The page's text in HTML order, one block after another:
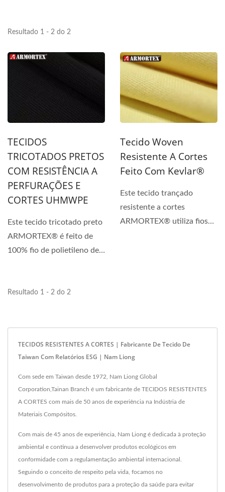
Resultado 1 - 2 do 2
TECIDOS
TRICOTADOS PRETOS
COM RESISTÊNCIA A
PERFURAÇÕES E
CORTES UHMWPE
Este tecido tricotado preto
ARMORTEX® é feito de
100% fio de polietileno de
Tecido Woven
Resistente A Cortes
Feito Com Kevlar®
Este tecido trançado
resistente a cortes
ARMORTEX® utiliza fios
Resultado 1 - 2 do 2
TECIDOS RESISTENTES A CORTES | Fabricante De Tecido De
Taiwan Com Relatórios ESG | Nam Liong
Com sede em Taiwan desde 1972, Nam Liong Global
Corporation,Tainan Branch é um fabricante de TECIDOS RESISTENTES
A CORTES com mais de 50 anos de experiência na Indústria de
Materiais Compósitos.
Com mais de 45 anos de experiência, Nam Liong é dedicada à proteção
ambiental e continua a desenvolver produtos ecológicos em
conformidade com a regulamentação ambiental internacional.
Seguindo o conceito de respeito pela vida, focamos no
desenvolvimento de produtos para a proteção da saúde para evitar